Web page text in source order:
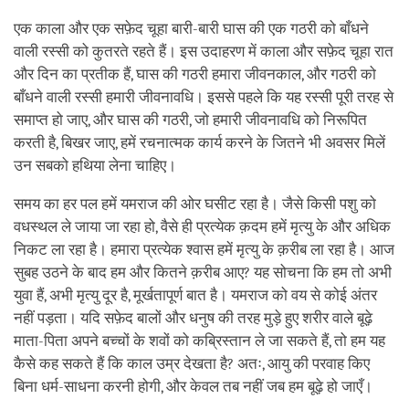
एक काला और एक सफ़ेद चूहा बारी-बारी घास की एक गठरी को बाँधने
वाली रस्सी को कुतरते रहते हैं। इस उदाहरण में काला और सफ़ेद चूहा रात
और दिन का प्रतीक हैं, घास की गठरी हमारा जीवनकाल, और गठरी को
बाँधने वाली रस्सी हमारी जीवनावधि। इससे पहले कि यह रस्सी पूरी तरह से
समाप्त हो जाए, और घास की गठरी, जो हमारी जीवनावधि को निरूपित
करती है, बिखर जाए, हमें रचनात्मक कार्य करने के जितने भी अवसर मिलें
उन सबको हथिया लेना चाहिए।
समय का हर पल हमें यमराज की ओर घसीट रहा है। जैसे किसी पशु को
वधस्थल ले जाया जा रहा हो, वैसे ही प्रत्येक क़दम हमें मृत्यु के और अधिक
निकट ला रहा है। हमारा प्रत्येक श्वास हमें मृत्यु के क़रीब ला रहा है। आज
सुबह उठने के बाद हम और कितने क़रीब आए? यह सोचना कि हम तो अभी
युवा हैं, अभी मृत्यु दूर है, मूर्खतापूर्ण बात है। यमराज को वय से कोई अंतर
नहीं पड़ता। यदि सफ़ेद बालों और धनुष की तरह मुड़े हुए शरीर वाले बूढ़े
माता-पिता अपने बच्चों के शवों को कब्रिस्तान ले जा सकते हैं, तो हम यह
कैसे कह सकते हैं कि काल उम्र देखता है? अतः, आयु की परवाह किए
बिना धर्म-साधना करनी होगी, और केवल तब नहीं जब हम बूढ़े हो जाएँ।